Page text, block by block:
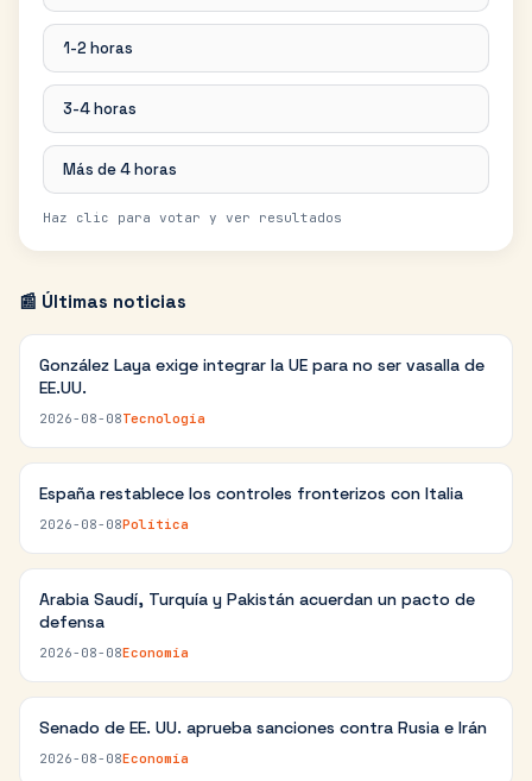
1-2 horas
3-4 horas
Más de 4 horas
Haz clic para votar y ver resultados
📰 Últimas noticias
González Laya exige integrar la UE para no ser vasalla de
EE.UU.
2026-08-08Tecnología
España restablece los controles fronterizos con Italia
2026-08-08Política
Arabia Saudí, Turquía y Pakistán acuerdan un pacto de
defensa
2026-08-08Economía
Senado de EE. UU. aprueba sanciones contra Rusia e Irán
2026-08-08Economía